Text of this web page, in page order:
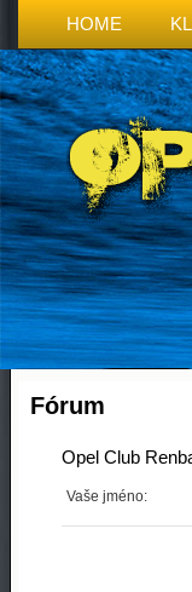
HOME
Fórum
Opel Club
Vaše jméno: